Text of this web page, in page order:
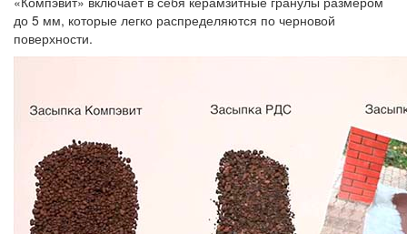
до 5 мм, которые легко распределяются по черновой
поверхности.